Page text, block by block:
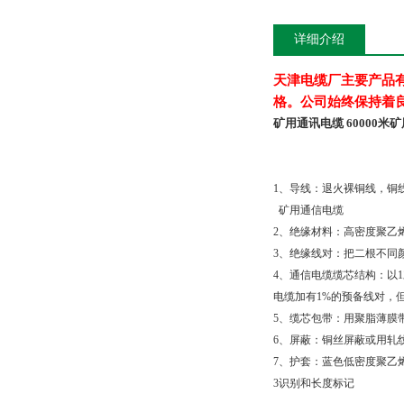
详细介绍
天津电缆厂主要产品
格。公司始终保持着
矿用通讯电缆 60000米矿
1、导线：退火裸铜线，铜
矿用通信电缆
2、绝缘材料：高密度聚乙
3、绝缘线对：把二根不同
4、通信电缆缆芯结构：以1
电缆加有1%的预备线对，
5、缆芯包带：用聚脂薄膜
6、屏蔽：铜丝屏蔽或用轧
7、护套：蓝色低密度聚乙
3识别和长度标记